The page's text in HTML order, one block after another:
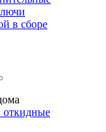
в сборе
откидные